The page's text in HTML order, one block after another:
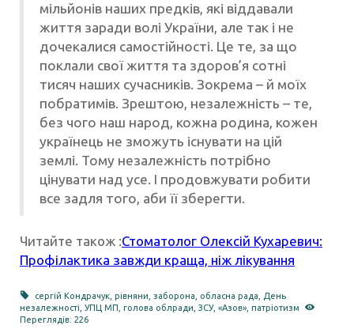
мільйонів наших предків, які віддавали
життя заради волі України, але так і не
дочекалися самостійності. Це те, за що
поклали свої життя та здоров’я сотні
тисяч наших сучасників. Зокрема – й моїх
побратимів. Зрештою, незалежність – те,
без чого наш народ, кожна родина, кожен
українець не зможуть існувати на цій
землі. Тому незалежність потрібно
цінувати над усе. І продовжувати робити
все задля того, аби її зберегти.
Читайте також :Стоматолог Олексій Кухаревич:
Профілактика завжди краща, ніж лікування
сергій Кондрачук ,рівняни ,заборона обласна рада
День
незалежності УПЦ МП голова облради ЗСУ, «Азов» патріотизм
Переглядів: 226